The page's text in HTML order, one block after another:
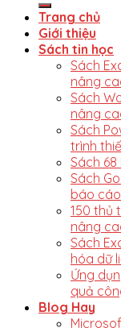
Trang chủ
Giới thiệu
Sách tin học
Sách
nâng
Sách
nâng
Sách
trình
Sách
Sách
báo
150 thủ
nâng
Sách
hóa dữ
Ứng
quả
Blog Hay